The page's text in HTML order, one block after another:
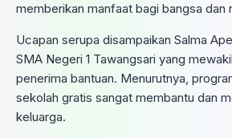
memberikan manfaat bagi bangsa dan
Ucapan serupa disampaikan Salma
SMA Negeri 1 Tawangsari yang
penerima bantuan. Menurutnya,
sekolah gratis sangat membantu dan
keluarga.